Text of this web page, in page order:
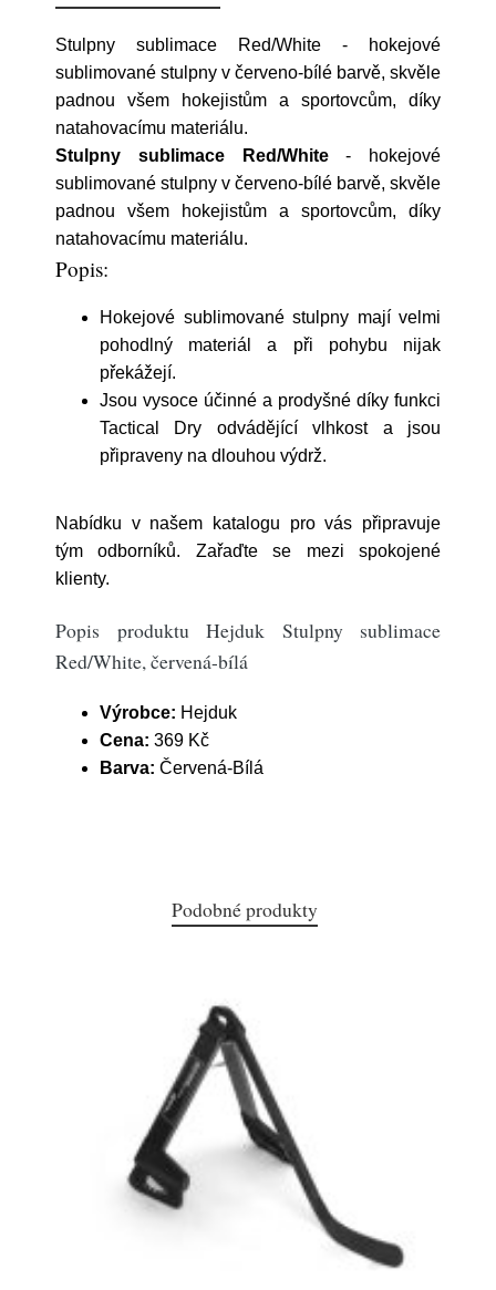
Stulpny sublimace Red/White - hokejové
sublimované stulpny v červeno-bílé barvě, skvěle
padnou všem hokejistům a sportovcům, díky
natahovacímu materiálu.
Stulpny sublimace Red/White- hokejové
sublimované stulpny v červeno-bílé barvě, skvěle
padnou všem hokejistům a sportovcům, díky
natahovacímu materiálu.
Popis:
Hokejové sublimované stulpny mají velmi
pohodlný materiál a při pohybu nijak
překážejí.
Jsou vysoce účinné a prodyšné díky funkci
Tactical Dry odvádějící vlhkost a jsou
připraveny na dlouhou výdrž.
Nabídku v našem katalogu pro vás připravuje
tým odborníků. Zařaďte se mezi spokojené
klienty.
Popis produktu Hejduk Stulpny sublimace
Red/White, červená-bílá
Výrobce: Hejduk
Cena: 369 Kč
Barva: Červená-Bílá
Podobné produkty